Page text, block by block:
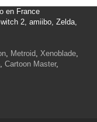
en France
2, amiibo, Zelda,
, Metroid, Xenoblade,
, Cartoon Master,